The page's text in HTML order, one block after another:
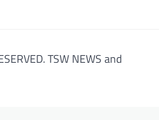
TSW NEWS and